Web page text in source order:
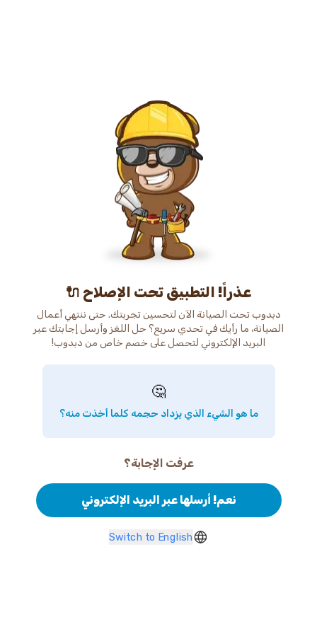
عذراً! التطبيق تحت الإصلاح 🔌
دبدوب تحت الصيانة الآن لتحسين تجربتك. حتى ننتهي أعمال
الصيانة، ما رأيك في تحدي سريع؟ حل اللغز وأرسل إجابتك عبر
البريد الإلكتروني لتحصل على خصم خاص من دبدوب!
🤔
ما هو الشيء الذي يزداد حجمه كلما أخذت منه؟
عرفت الإجابة؟
نعم! أرسلها عبر البريد الإلكتروني
Switch to English